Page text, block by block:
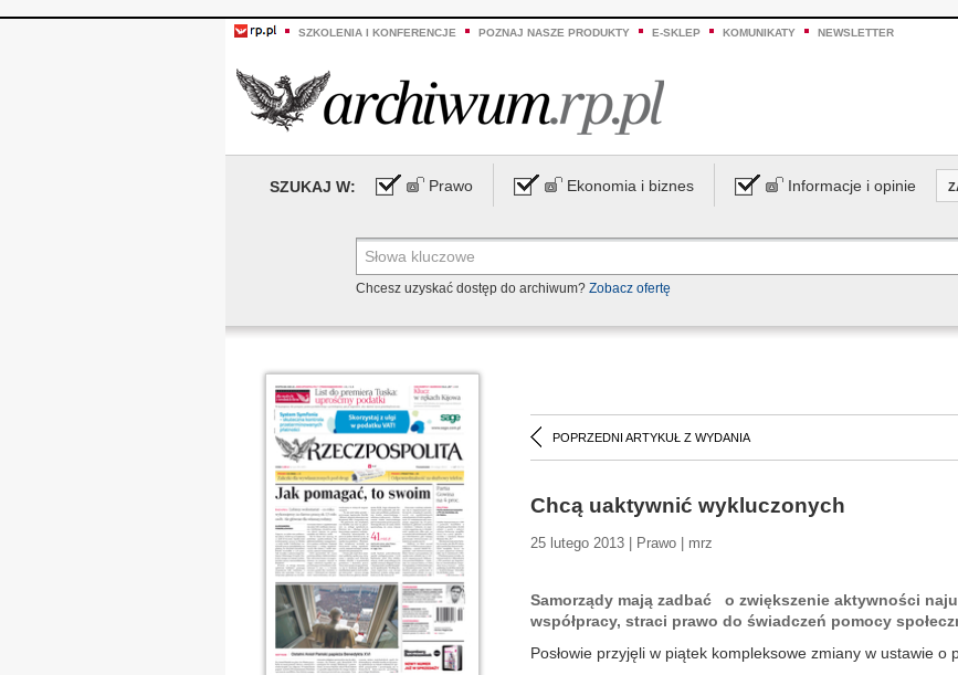
SZKOLENIA I KONFERENCJE POZNAJ NASZE PRODUKTY E-SKLEP KOMUNIKATY NEWSLETTER
SZUKAJ W: Prawo Ekonomia i biznes Informacje i opinie
Chcesz uzyskać dostęp do archiwum? Zobacz ofertę
POPRZEDNI ARTYKUŁ Z WYDANIA
Chcą uaktywnić wykluczonych
25 lutego 2013 | Prawo | mrz
Samorządy mają zadbać o zwiększenie aktywności
współpracy, straci prawo do świadczeń pomocy
Posłowie przyjęli w piątek kompleksowe zmiany w ustawie o